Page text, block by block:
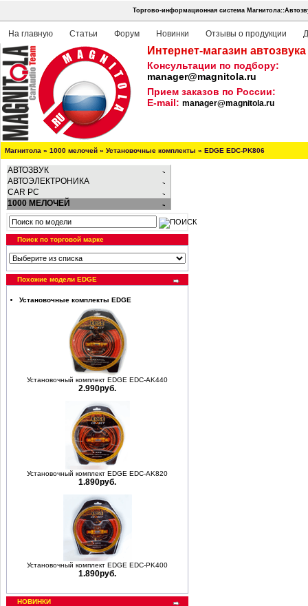
Торгово-информационная система
На главную Статьи Форум Новинки Отзывы о продукции
Интернет-магазин
Консультации по подбору:
manager@magnitola.ru
Прием заказов по России:
E-mail: manager@magnitola.ru
Магнитола » 1000 мелочей » Установочные комплекты » EDGE EDC-PK806
АВТОЗВУК
АВТОЭЛЕКТРОНИКА
CAR PC
1000 МЕЛОЧЕЙ
Поиск по торговой марке
Похожие модели EDGE
Установочные комплекты EDGE
Установочный комплект EDGE EDC-AK440
2.990руб.
Установочный комплект EDGE EDC-AK820
1.890руб.
Установочный комплект EDGE EDC-PK400
1.890руб.
НОВИНКИ